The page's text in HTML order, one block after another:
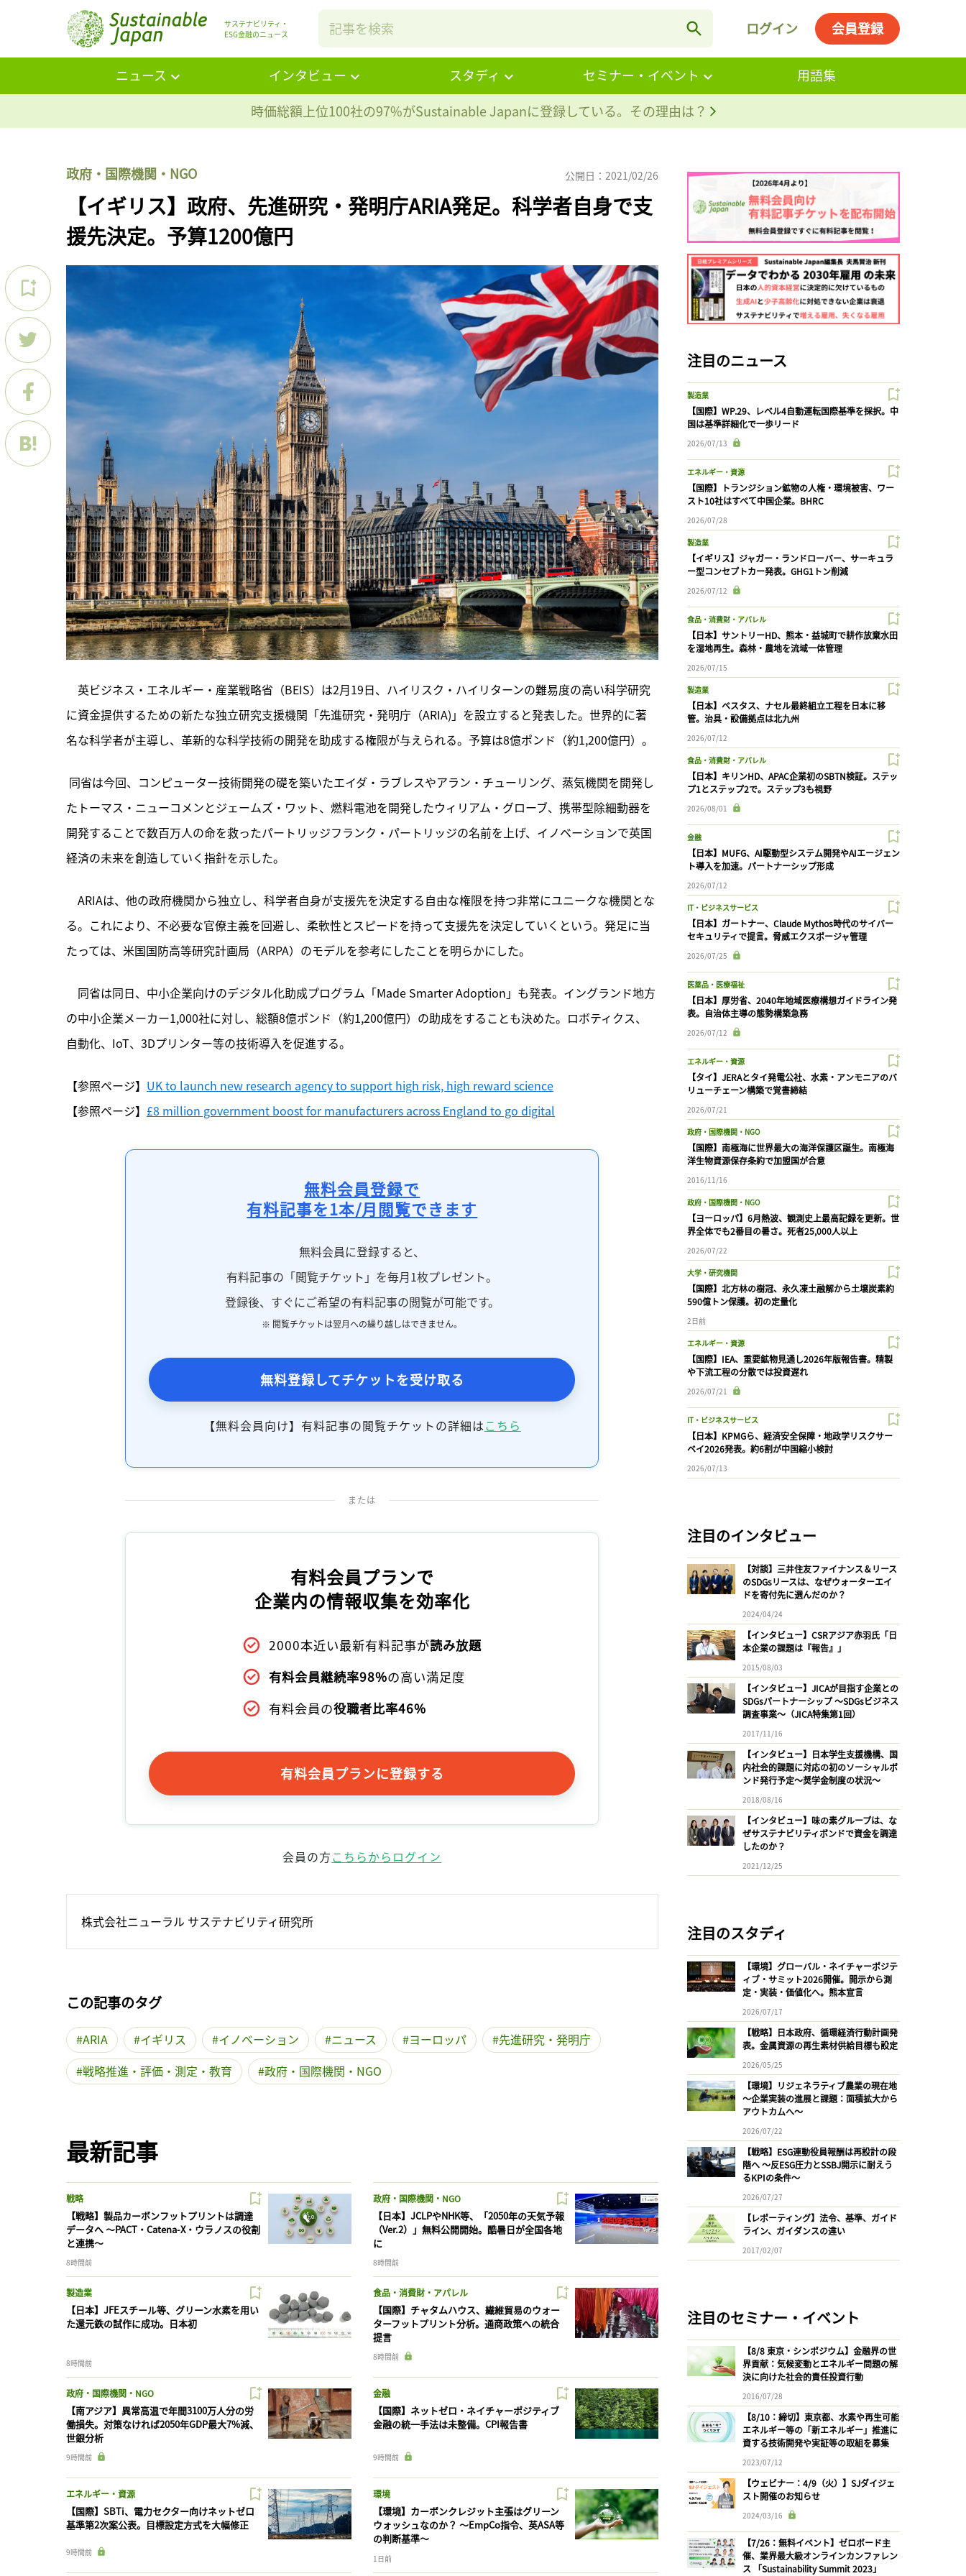
サステナビリティ・
ESG金融のニュース
ログイン 会員登録
ニュース インタビュー スタディ セミナー・イベント
用語集
時価総額上位100社の97%がSustainable Japanに登録している。その理由は？
政府・国際機関・NGO 公開日：2021/02/26
【イギリス】政府、先進研究・発明庁ARIA発足。科学者自身で支
援先決定。予算1200億円
英ビジネス・エネルギー・産業戦略省（BEIS）は2月19日、ハイリスク・ハイリターンの難易度の高い科学研究
に資金提供するための新たな独立研究支援機関「先進研究・発明庁（ARIA)」を設立すると発表した。世界的に著
名な科学者が主導し、革新的な科学技術の開発を助成する権限が与えられる。予算は8億ポンド（約1,200億円）。
同省は今回、 コンピューター技術開発の礎を築いたエイダ・ラブレスやアラン・チューリング、蒸気機関を開発し
たトーマス・ニューコメンとジェームズ・ワット、燃料電池を開発したウィリアム・グローブ、携帯型除細動器を
開発することで数百万人の命を救ったパートリッジフランク・パートリッジの名前を上げ、イノベーションで英国
経済の未来を創造していく指針を示した。
ARIAは、他の政府機関から独立し、科学者自身が支援先を決定する自由な権限を持つ非常にユニークな機関とな
る。これにより、不必要な官僚主義を回避し、柔軟性とスピードを持って支援先を決定していくという。発足に当
たっては、米国国防高等研究計画局（ARPA）のモデルを参考にしたことを明らかにした。
同省は同日、中小企業向けのデジタル化助成プログラム「Made Smarter Adoption」も発表。イングランド地方
の中小企業メーカー1,000社に対し、総額8億ポンド（約1,200億円）の助成をすることも決めた。ロボティクス、
自動化、IoT、3Dプリンター等の技術導入を促進する。
【参照ページ】 UK to launch new research agency to support high risk, high reward science
【参照ページ】 £8 million government boost for manufacturers across England to go digital
無料会員登録で
有料記事を1本/月閲覧できます
無料会員に登録すると、
有料記事の「閲覧チケット」を毎月1枚プレゼント。
登録後、すぐにご希望の有料記事の閲覧が可能です。
※ 閲覧チケットは翌月への繰り越しはできません。
無料登録してチケットを受け取る
【無料会員向け】有料記事の閲覧チケットの詳細はこちら
または
有料会員プランで
企業内の情報収集を効率化
2000本近い最新有料記事が読み放題
有料会員継続率98%の高い満足度
有料会員の役職者比率46%
有料会員プランに登録する
会員の方こちらからログイン
株式会社ニューラル サステナビリティ研究所
この記事のタグ
ARIA イギリス イノベーション ニュース ヨーロッパ
先進研究・発明庁
戦略推進・評価・測定・教育
政府・国際機関・NGO
最新記事
戦略
【戦略】製品カーボンフットプリントは調達
データへ 〜PACT・Catena-X・ウラノスの役割
と連携〜
8時間前
政府・国際機関・NGO
【日本】JCLPやNHK等、「2050年の天気予報
（Ver.2）」無料公開開始。酷暑日が全国各地
に
8時間前
製造業
【日本】JFEスチール等、グリーン水素を用い
た還元鉄の試作に成功。日本初
8時間前
食品・消費財・アパレル
【国際】チャタムハウス、繊維貿易のウォー
ターフットプリント分析。通商政策への統合
提言
8時間前
政府・国際機関・NGO
【南アジア】異常高温で年間3100万人分の労
働損失。対策なければ2050年GDP最大7%減、
世銀分析
9時間前
金融
【国際】ネットゼロ・ネイチャーポジティブ
金融の統一手法は未整備。CPI報告書
9時間前
エネルギー・資源
【国際】SBTi、電力セクター向けネットゼロ
基準第2次案公表。目標設定方式を大幅修正
9時間前
環境
【環境】カーボンクレジット主張はグリーン
ウォッシュなのか？ 〜EmpCo指令、英ASA等
の判断基準〜
1日前
注目のニュース
製造業
【国際】WP.29、レベル4自動運転国際基準を採択。中
国は基準詳細化で一歩リード
2026/07/13
エネルギー・資源
【国際】トランジション鉱物の人権・環境被害、ワー
スト10社はすべて中国企業。BHRC
2026/07/28
製造業
【イギリス】ジャガー・ランドローバー、サーキュラ
ー型コンセプトカー発表。GHG1トン削減
2026/07/12
食品・消費財・アパレル
【日本】サントリーHD、熊本・益城町で耕作放棄水田
を湿地再生。森林・農地を流域一体管理
2026/07/15
製造業
【日本】ベスタス、ナセル最終組立工程を日本に移
管。治具・設備拠点は北九州
2026/07/12
食品・消費財・アパレル
【日本】キリンHD、APAC企業初のSBTN検証。ステッ
プ1とステップ2で。ステップ3も視野
2026/08/01
金融
【日本】MUFG、AI駆動型システム開発やAIエージェン
ト導入を加速。パートナーシップ形成
2026/07/12
IT・ビジネスサービス
【日本】ガートナー、Claude Mythos時代のサイバー
セキュリティで提言。脅威エクスポージャ管理
2026/07/25
医薬品・医療福祉
【日本】厚労省、2040年地域医療構想ガイドライン発
表。自治体主導の態勢構築急務
2026/07/12
エネルギー・資源
【タイ】JERAとタイ発電公社、水素・アンモニアのバ
リューチェーン構築で覚書締結
2026/07/21
政府・国際機関・NGO
【国際】南極海に世界最大の海洋保護区誕生。南極海
洋生物資源保存条約で加盟国が合意
2016/11/16
政府・国際機関・NGO
【ヨーロッパ】6月熱波、観測史上最高記録を更新。世
界全体でも2番目の暑さ。死者25,000人以上
2026/07/22
大学・研究機関
【国際】北方林の樹冠、永久凍土融解から土壌炭素約
590億トン保護。初の定量化
2日前
エネルギー・資源
【国際】IEA、重要鉱物見通し2026年版報告書。精製
や下流工程の分散では投資遅れ
2026/07/21
IT・ビジネスサービス
【日本】KPMGら、経済安全保障・地政学リスクサー
ベイ2026発表。約6割が中国縮小検討
2026/07/13
注目のインタビュー
【対談】三井住友ファイナンス＆リース
のSDGsリースは、なぜウォーターエイ
ドを寄付先に選んだのか？
2024/04/24
【インタビュー】CSRアジア赤羽氏「日
本企業の課題は『報告』」
2015/08/03
【インタビュー】JICAが目指す企業との
SDGsパートナーシップ 〜SDGsビジネス
調査事業〜（JICA特集第1回）
2017/11/16
【インタビュー】日本学生支援機構、国
内社会的課題に対応の初のソーシャルボ
ンド発行予定〜奨学金制度の状況〜
2018/08/16
【インタビュー】味の素グループは、な
ぜサステナビリティボンドで資金を調達
したのか？
2021/12/25
注目のスタディ
【環境】グローバル・ネイチャーポジテ
ィブ・サミット2026開催。開示から測
定・実装・価値化へ。熊本宣言
2026/07/17
【戦略】日本政府、循環経済行動計画発
表。金属資源の再生素材供給目標も設定
2026/05/25
【環境】リジェネラティブ農業の現在地
〜企業実装の進展と課題：面積拡大から
アウトカムへ〜
2026/07/22
【戦略】ESG連動役員報酬は再設計の段
階へ 〜反ESG圧力とSSBJ開示に耐えう
るKPIの条件〜
2026/07/27
【レポーティング】法令、基準、ガイド
ライン、ガイダンスの違い
2017/02/07
注目のセミナー・イベント
【8/8 東京・シンポジウム】金融界の世
界貢献：気候変動とエネルギー問題の解
決に向けた社会的責任投資行動
2016/07/28
【8/10：締切】東京都、水素や再生可能
エネルギー等の「新エネルギー」推進に
資する技術開発や実証等の取組を募集
2023/07/12
【ウェビナー：4/9（火）】SJダイジェ
スト開催のお知らせ
2024/03/16
【7/26：無料イベント】ゼロボード主
催、業界最大級オンラインカンファレン
ス 「Sustainability Summit 2023」
ログインが必要です
ログイン